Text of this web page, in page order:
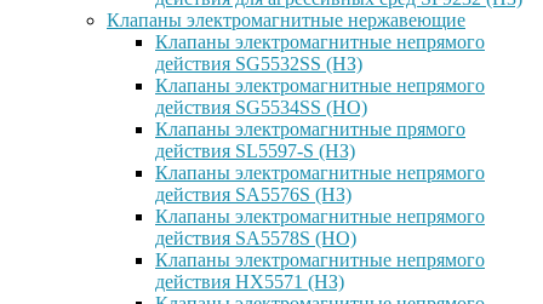
Клапаны электромагнитные нержавеющие
Клапаны электромагнитные непрямого
действия SG5532SS (НЗ)
Клапаны электромагнитные непрямого
действия SG5534SS (НО)
Клапаны электромагнитные прямого
действия SL5597-S (НЗ)
Клапаны электромагнитные непрямого
действия SA5576S (НЗ)
Клапаны электромагнитные непрямого
действия SA5578S (НО)
Клапаны электромагнитные непрямого
действия HX5571 (НЗ)